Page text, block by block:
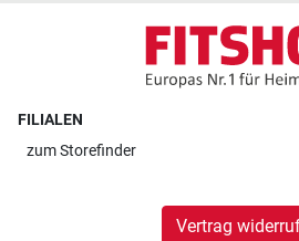
FILIALEN
zumStorefinder
Vertrag